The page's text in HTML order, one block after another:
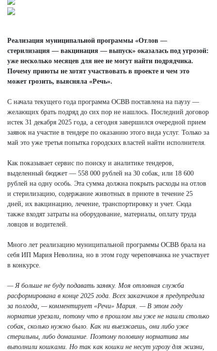
Реализация муниципальной программы «Отлов —
стерилизация — вакцинация — выпуск» оказалась под угрозой:
уже несколько месяцев для нее не могут найти подрядчика.
Почему приюты не хотят участвовать в проекте и чем это
может грозить, выясняла «Речь».
С начала текущего года программа ОСВВ поставлена на паузу —
желающих брать подряд до сих пор не нашлось. Последний договор
истек 31 декабря 2025 года, а сегодня завершился очередной прием
заявок на участие в тендере по оказанию этого вида услуг. Только за
май это уже третья попытка городских властей найти исполнителя.
Как показывает сервис по поиску и аналитике тендеров,
выделенный бюджет — 558 000 рублей на 30 собак, или 18 600
рублей на одну особь. Эта сумма должна покрыть расходы на отлов
и стерилизацию, содержание животных в приюте в течение 25
дней, их вакцинацию, лечение, транспортировку и учет. Сюда
также входят затраты на оборудование, материалы, оплату труда
ловцов и водителей.
Много лет реализацию муниципальной программы ОСВВ брала на
себя ИП Мария Неволина, но в этом году череповчанка не участвует
в конкурсе.
— Я больше не буду подавать заявку. Моя отловная служба
расформирована в конце 2025 года. Всех заказчиков я предупредила
за полгода, — комментирует «Речи» Мария. — В этом году
норматив урезали, потому что в прошлом мы уже не нашли столько
собак, сколько нужно было. Как ни выезжаешь, они либо уже
стерильны, либо домашние. Поэтому половину норматива мы
выполнили кошками. Но так как кошки не несут угрозу для жизни,